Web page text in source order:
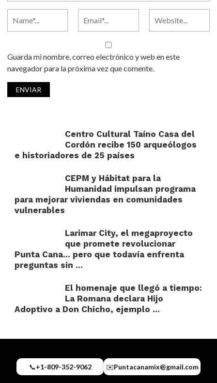
Guarda mi nombre, correo electrónico y web en este
navegador para la próxima vez que comente.
Centro Cultural Taíno Casa del
Cordón recibe 150 arqueólogos
e historiadores de 25 países
CEPM y Hábitat para la
Humanidad impulsan programa
para mejorar viviendas en comunidades
vulnerables
Larimar City, el megaproyecto
que promete revolucionar
Punta Cana… pero que todavía enfrenta
preguntas sin ...
El homenaje que llegó a tiempo:
La Romana declara Hijo
Adoptivo a Don Chicho, ejemplo ...
📞+1-809-352-9062 ✉️Puntacanamix@gmail.com